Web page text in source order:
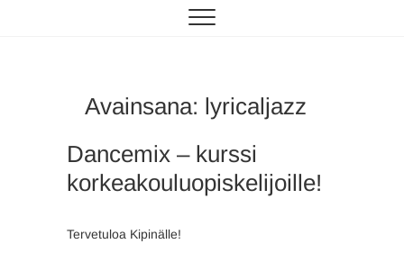
Avainsana: lyricaljazz
Dancemix – kurssi
korkeakouluopiskelijoille!
Tervetuloa Kipinälle!